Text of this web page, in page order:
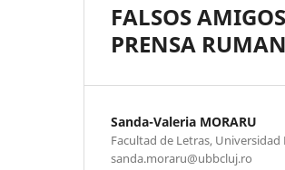
FALSOS
PRENSA
Sanda-Valeria MORARU
Facultad de Letras, Universidad
sanda.moraru@ubbcluj.ro